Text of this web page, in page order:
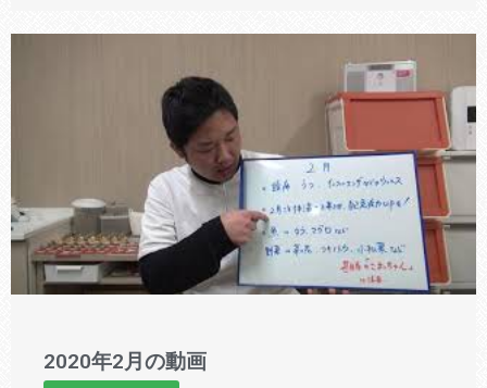
2020年2月の動画